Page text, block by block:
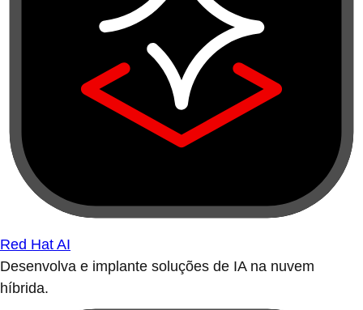
Red Hat AI
Desenvolva e implante soluções de IA na nuvem
híbrida.